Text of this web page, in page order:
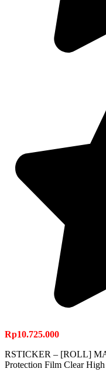
Rp10.725.000
RSTICKER – [ROLL]
Protection Film Clear